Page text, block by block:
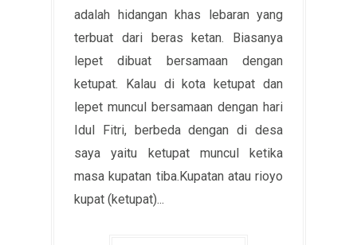
adalah hidangan khas lebaran yang
terbuat dari beras ketan. Biasanya
lepet dibuat bersamaan dengan
ketupat. Kalau di kota ketupat dan
lepet muncul bersamaan dengan hari
Idul Fitri, berbeda dengan di desa
saya yaitu ketupat muncul ketika
masa kupatan tiba.Kupatan atau rioyo
kupat (ketupat)...